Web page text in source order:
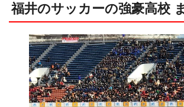
福井のサッカーの強豪高校